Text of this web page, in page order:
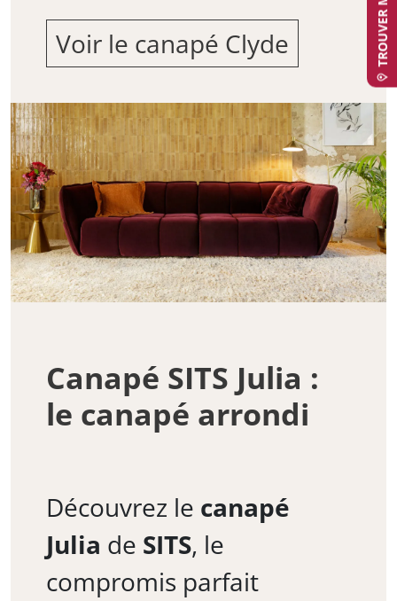
Voir le canapé Clyde
Canapé SITS Julia :
le canapé arrondi
Découvrez le canapé
Julia de SITS, le
compromis parfait